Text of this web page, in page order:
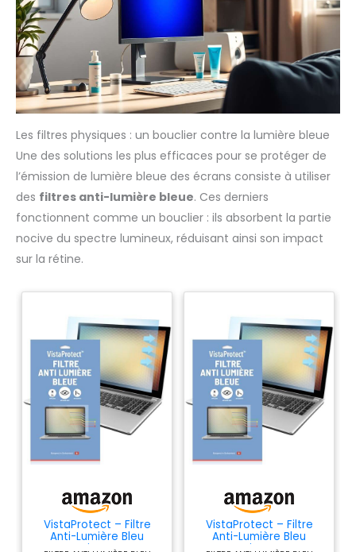
Les filtres physiques : un bouclier contre la lumière bleue
Une des solutions les plus efficaces pour se protéger de
l’émission de lumière bleue des écrans consiste à utiliser
des filtres anti-lumière bleue. Ces derniers
fonctionnent comme un bouclier : ils absorbent la partie
nocive du spectre lumineux, réduisant ainsi son impact
sur la rétine.
VistaProtect – Filtre
Anti-Lumière Bleu
Premium pour
VistaProtect – Filtre
Anti-Lumière Bleu
Premium pour